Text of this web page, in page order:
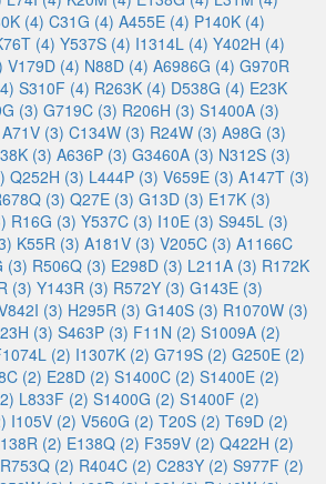
(4) C31G (4) A455E (4) P140K (4)
(4) Y537S (4) I1314L (4) Y402H (4)
V179D (4) N88D (4) A6986G (4) G970R
S310F (4) R263K (4) D538G (4) E23K
(3) G719C (3) R206H (3) S1400A (3)
A71V (3) C134W (3) R24W (3) A98G (3)
(3) A636P (3) G3460A (3) N312S (3)
Q252H (3) L444P (3) V659E (3) A147T (3)
(3) Q27E (3) G13D (3) E17K (3)
R16G (3) Y537C (3) I10E (3) S945L (3)
K55R (3) A181V (3) V205C (3) A1166C
(3) R506Q (3) E298D (3) L211A (3) R172K
(3) Y143R (3) R572Y (3) G143E (3)
(3) H295R (3) G140S (3) R1070W (3)
(3) S463P (3) F11N (2) S1009A (2)
(2) I1307K (2) G719S (2) G250E (2)
(2) E28D (2) S1400C (2) S1400E (2)
L833F (2) S1400G (2) S1400F (2)
I105V (2) V560G (2) T20S (2) T69D (2)
(2) E138Q (2) F359V (2) Q422H (2)
R753Q (2) R404C (2) C283Y (2) S977F (2)